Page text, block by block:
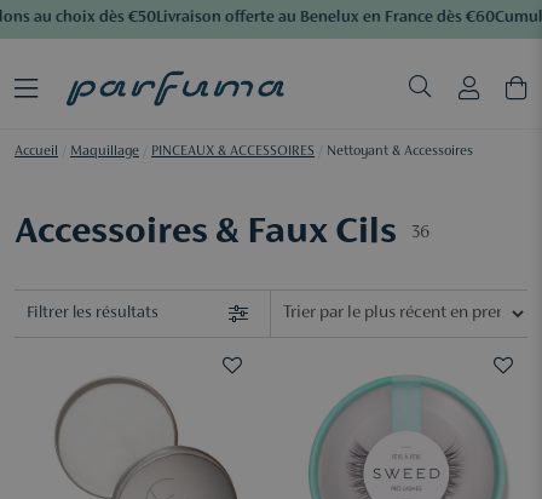
au choix dès €50Livraison offerte au Benelux en France dès €60
Accueil Maquillage PINCEAUX & ACCESSOIRES Nettoyant & Accessoires
Accessoires & Faux Cils 36
Filtrer les résultats